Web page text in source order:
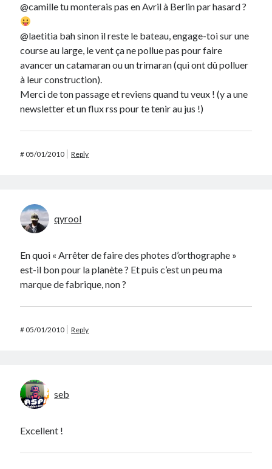
@camille tu monterais pas en Avril à Berlin par hasard ?
@laetitia bah sinon il reste le bateau, engage-toi sur une
course au large, le vent ça ne pollue pas pour faire
avancer un catamaran ou un trimaran (qui ont dû polluer
à leur construction).
Merci de ton passage et reviens quand tu veux ! (y a une
newsletter et un flux rss pour te tenir au jus !)
#05/01/2010 Reply
qyrool
En quoi « Arrêter de faire des photes d’orthographe »
est-il bon pour la planète ? Et puis c’est un peu ma
marque de fabrique, non ?
#05/01/2010 Reply
seb
Excellent !